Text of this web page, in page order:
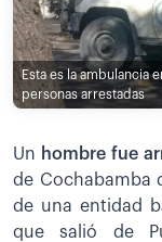
Esta es la ambulancia
personas arrestadas
Un hombre fue
de Cochabamba
de una entidad
que salió de